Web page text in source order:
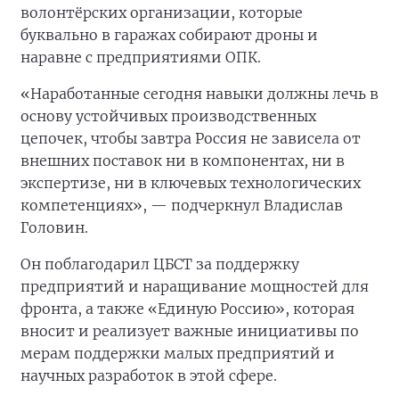
волонтёрских организации, которые
буквально в гаражах собирают дроны и
наравне с предприятиями ОПК.
«Наработанные сегодня навыки должны лечь в
основу устойчивых производственных
цепочек, чтобы завтра Россия не зависела от
внешних поставок ни в компонентах, ни в
экспертизе, ни в ключевых технологических
компетенциях», — подчеркнул Владислав
Головин.
Он поблагодарил ЦБСТ за поддержку
предприятий и наращивание мощностей для
фронта, а также «Единую Россию», которая
вносит и реализует важные инициативы по
мерам поддержки малых предприятий и
научных разработок в этой сфере.